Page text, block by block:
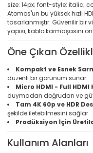
size: 14px; font-style: italic;
Atomos'un bu yüksek hızlı
tasarlanmıştır. Güvenilir bir
yapısı, kablo karmaşasını
Öne Çıkan
Kompakt ve Esnek
düzenli bir görünüm sunar.
Micro HDMI - Full
duymadan doğrudan ve
Tam 4K 60p ve HDR
şekilde iletebilmesini sağlar.
Prodüksiyon İçin
Kullanım Alanları